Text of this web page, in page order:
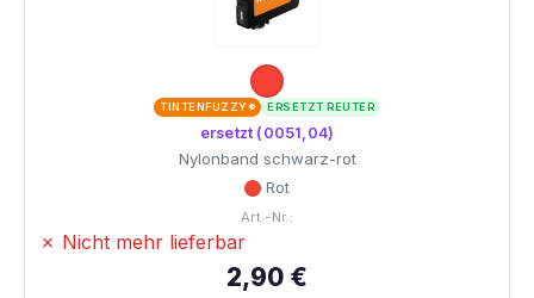
TINTENFUZZY® ERSETZT REUTER
ersetzt (0051,04)
Nylonband schwarz-rot
Rot
Art.-Nr.:
✗ Nicht mehr lieferbar
2,90 €